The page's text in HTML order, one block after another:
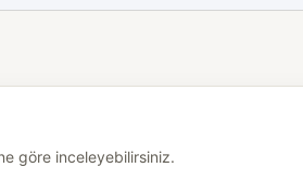
göre inceleyebilirsiniz.